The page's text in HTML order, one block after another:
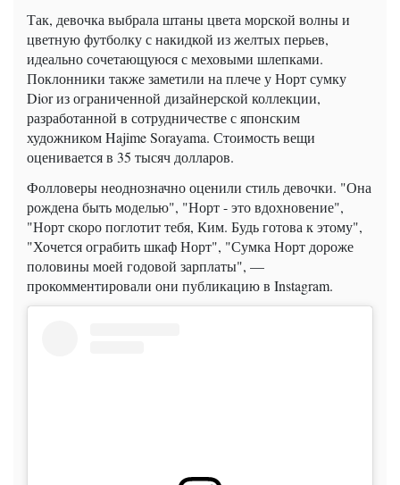
Так, девочка выбрала штаны цвета морской волны и
цветную футболку с накидкой из желтых перьев,
идеально сочетающуюся с меховыми шлепками.
Поклонники также заметили на плече у Норт сумку
Dior из ограниченной дизайнерской коллекции,
разработанной в сотрудничестве с японским
художником Hajime Sorayama. Стоимость вещи
оценивается в 35 тысяч долларов.
Фолловеры неоднозначно оценили стиль девочки. "Она
рождена быть моделью", "Норт - это вдохновение",
"Норт скоро поглотит тебя, Ким. Будь готова к этому",
"Хочется ограбить шкаф Норт", "Сумка Норт дороже
половины моей годовой зарплаты", —
прокомментировали они публикацию в Instagram.